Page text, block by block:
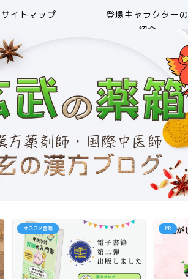
サイトマップ
登場キャラクターの
紹介
オススメ書籍 PR